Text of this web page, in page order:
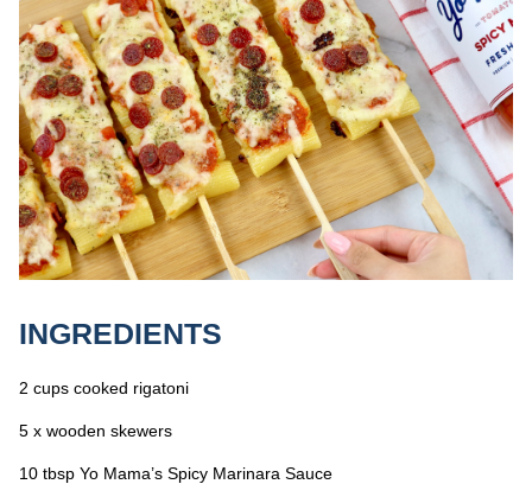
INGREDIENTS
2 cups cooked rigatoni
5 x wooden skewers
10 tbsp Yo Mama’s Spicy Marinara Sauce